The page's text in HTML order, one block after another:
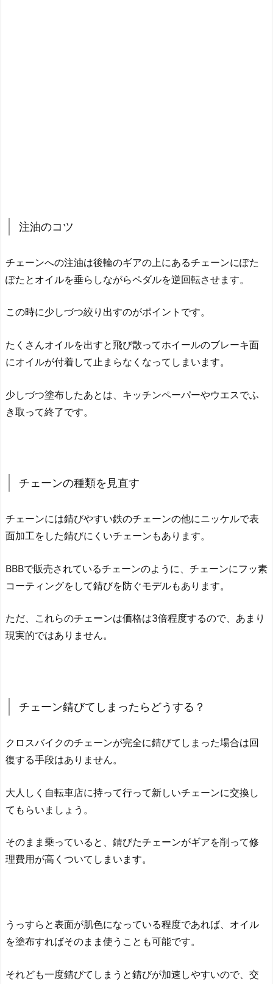
注油のコツ
チェーンへの注油は後輪のギアの上にあるチェーンにぽた
ぽたとオイルを垂らしながらペダルを逆回転させます。
この時に少しづつ絞り出すのがポイントです。
たくさんオイルを出すと飛び散ってホイールのブレーキ面
にオイルが付着して止まらなくなってしまいます。
少しづつ塗布したあとは、キッチンペーパーやウエスでふ
き取って終了です。
チェーンの種類を見直す
チェーンには錆びやすい鉄のチェーンの他にニッケルで表
面加工をした錆びにくいチェーンもあります。
BBBで販売されているチェーンのように、チェーンにフッ素
コーティングをして錆びを防ぐモデルもあります。
ただ、これらのチェーンは価格は3倍程度するので、あまり
現実的ではありません。
チェーン錆びてしまったらどうする？
クロスバイクのチェーンが完全に錆びてしまった場合は回
復する手段はありません。
大人しく自転車店に持って行って新しいチェーンに交換し
てもらいましょう。
そのまま乗っていると、錆びたチェーンがギアを削って修
理費用が高くついてしまいます。
うっすらと表面が肌色になっている程度であれば、オイル
を塗布すればそのまま使うことも可能です。
それども一度錆びてしまうと錆びが加速しやすいので、交